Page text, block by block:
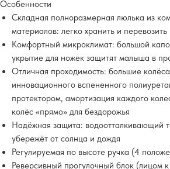
Особенности
Складная полноразмерная люлька из
материалов: легко хранить и перевозить
Комфортный микроклимат: большой
укрытие для ножек защитят малыша в
Отличная проходимость: большие
инновационного вспененного
протектором, амортизация каждого
колёс «прямо» для бездорожья
Надёжная защита: водоотталкивающий
убережёт от солнца и дождя
Регулируемая по высоте ручка (4
Реверсивный прогулочный блок (лицом